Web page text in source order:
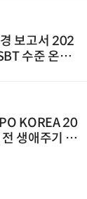
보고서 202
수준 온실
KOREA 20
생애주기 아